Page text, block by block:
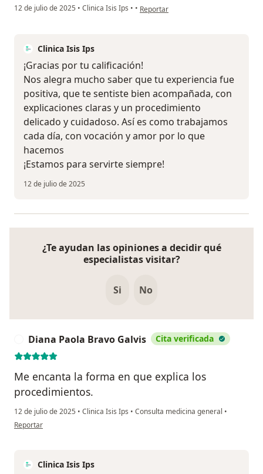
12 de julio de 2025 • Clinica Isis Ips • • en opinión del usuario Sabelys Gomez
Reportar
Clinica Isis Ips
¡Gracias por tu calificación!
Nos alegra mucho saber que tu experiencia fue
positiva, que te sentiste bien acompañada, con
explicaciones claras y un procedimiento
delicado y cuidadoso. Así es como trabajamos
cada día, con vocación y amor por lo que
hacemos
¡Estamos para servirte siempre!
12 de julio de 2025
¿Te ayudan las opiniones a decidir qué
especialistas visitar?
Si No
Diana Paola Bravo Galvis Cita verificada
Me encanta la forma en que explica los
procedimientos.
12 de julio de 2025 • Clinica Isis Ips • Consulta medicina general •
en opinión del usuario Diana Paola Bravo Galvis
Reportar
Clinica Isis Ips